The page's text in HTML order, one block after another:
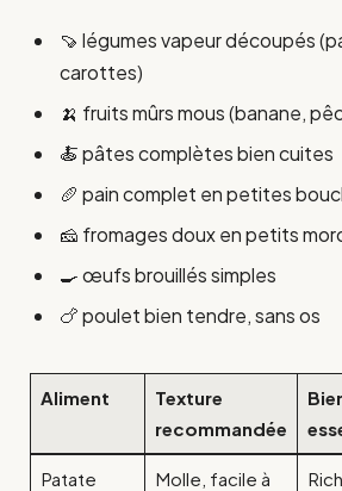
🍠 légumes vapeur découpés
carottes)
🍌 fruits mûrs mous (banane,
🍝 pâtes complètes bien cuites
🥖 pain complet en petites
🧀 fromages doux en petits
🍳 œufs brouillés simples
🍗 poulet bien tendre, sans os
Aliment
Texture
recommandée
Patate
Molle, facile à